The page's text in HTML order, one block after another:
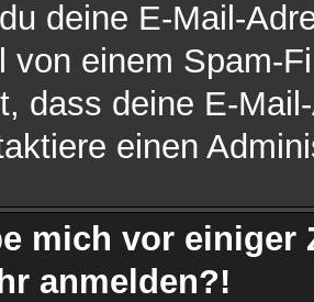
deine E-Mail-
von einem Spam-
dass deine E-
einen
mich vor
anmelden?!